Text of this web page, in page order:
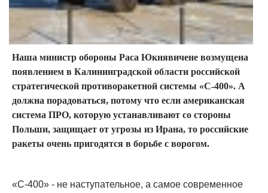
Наша министр обороны Раса Юкнявичене возмущена
появлением в Калининградской области российской
стратегической противоракетной системы «С-400». А
должна порадоваться, потому что если американская
система ПРО, которую устанавливают со стороны
Польши, защищает от угрозы из Ирана, то российские
ракеты очень пригодятся в борьбе с ворогом.
«С-400» - не наступательное, а самое современное